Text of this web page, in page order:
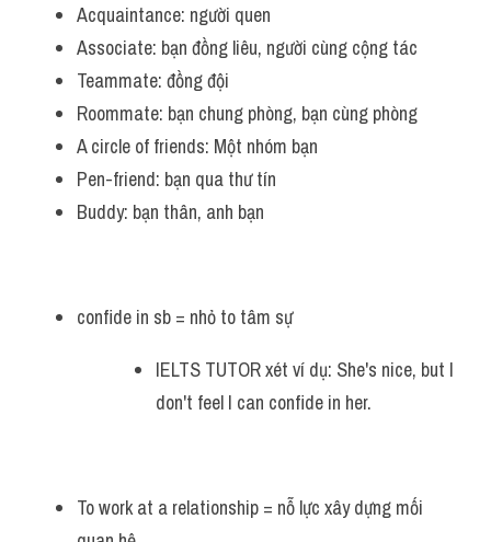
Acquaintance: người quen
Associate: bạn đồng liêu, người cùng cộng tác
Teammate: đồng đội
Roommate: bạn chung phòng, bạn cùng phòng
A circle of friends: Một nhóm bạn
Pen-friend: bạn qua thư tín
Buddy: bạn thân, anh bạn
confide in sb = nhỏ to tâm sự
IELTS TUTOR xét ví dụ: She's nice, but I
don't feel I can confide in her.
To work at a relationship = nỗ lực xây dựng mối